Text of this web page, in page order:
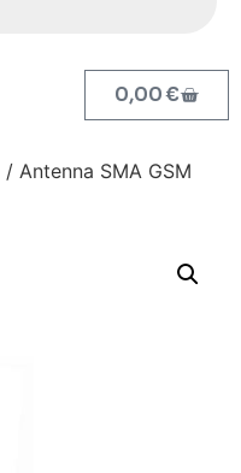
0,00€
/ Antenna SMA GSM